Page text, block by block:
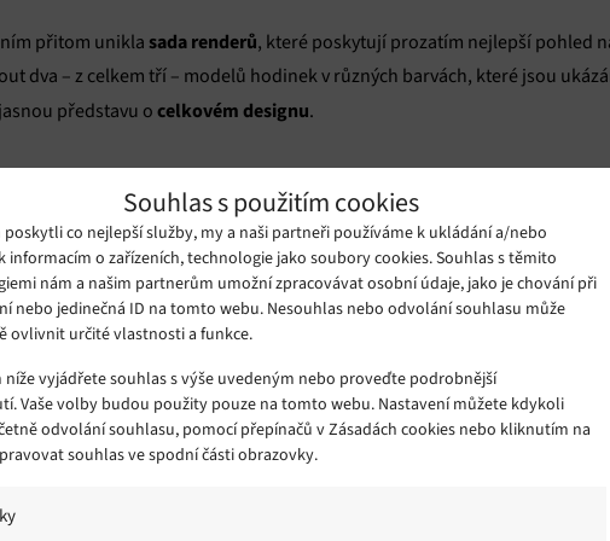
Souhlas s použitím cookies
poskytli co nejlepší služby, my a naši partneři používáme k ukládání a/nebo
informacím o zařízeních, technologie jako soubory cookies. Souhlas s těmito
nám a našim partnerům umožní zpracovávat osobní údaje, jako je chování při
nebo jedinečná ID na tomto webu. Nesouhlas nebo odvolání souhlasu může
ovlivnit určité vlastnosti a funkce.
vyjádřete souhlas s výše uvedeným nebo proveďte podrobnější
Vaše volby budou použity pouze na tomto webu. Nastavení můžete kdykoli
odvolání souhlasu, pomocí přepínačů v Zásadách cookies nebo kliknutím na
souhlas ve spodní části obrazovky.
přitom unikla sada renderů, které poskytují prozatím nejlepší pohled
dva – z celkem tří – modelů hodinek v různých barvách, které jsou
představu o celkovém designu.
, zatímco
Galaxy Watch 5 jsme si již dříve mohli prohlédnout rendery Samsung
barev. Více se dozvítev tomto článku
akci Galaxy Unpacked velkolepě. Poté, co zveřejnila novou
fyzické akce, které se budou konat v Londýně a New Yorku.
pomůže jihokorejská chlapecká skupina BTS. Kapela také představí